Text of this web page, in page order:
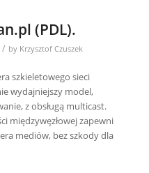
(PDL).
/ by Krzysztof Czuszek
szkieletowego sieci
wydajniejszy model,
z obsługą multicast.
międzywęzłowej zapewni
mediów, bez szkody dla